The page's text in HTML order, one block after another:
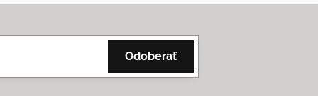
Odoberať